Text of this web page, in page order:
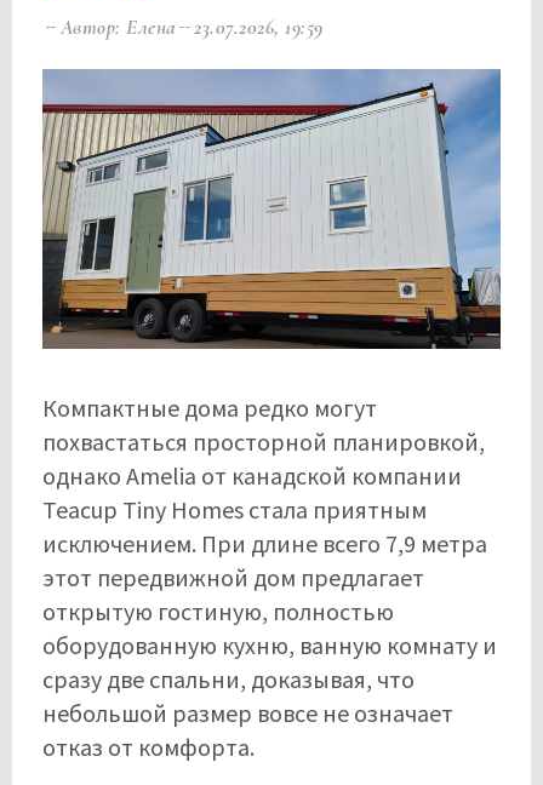
Автор: Елена 23.07.2026, 19:59
Компактные дома редко могут
похвастаться просторной планировкой,
однако Amelia от канадской компании
Teacup Tiny Homes стала приятным
исключением. При длине всего 7,9 метра
этот передвижной дом предлагает
открытую гостиную, полностью
оборудованную кухню, ванную комнату и
сразу две спальни, доказывая, что
небольшой размер вовсе не означает
отказ от комфорта.